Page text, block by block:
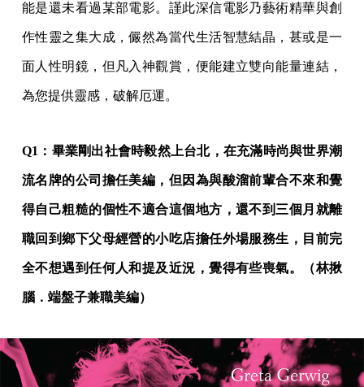
能是還未看過某部電影。謹此深信電影乃藝術精華與創
作性靈之集大成，儼然為當代生活智慧結晶，甚或是一
面人性明鏡，但凡入神觀賞，便能建立雙向能量連結，
為您提供靈感，破解厄運。
Q1：畢業剛出社會時毅然上台北，在充滿時尚與世界潮
流名牌的公司擔任美編，但因為與酸溜前輩合不來和覺
得自己粗糙的個性不適合這個地方，還不到三個月就離
職回到鄉下父母經營的小吃店擔任外場服務生，目前完
全不想遇到任何人和提及近況，覺得有些喪氣。（林揪
腦．端盤子兼職美編）